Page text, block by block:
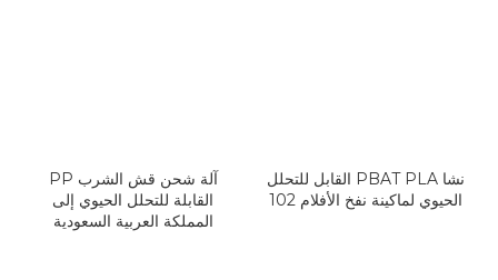
نشا PBAT PLA القابل للتحلل
الحيوي لماكينة نفخ الأفلام 102
آلة شحن قش الشرب PP
القابلة للتحلل الحيوي إلى
المملكة العربية السعودية